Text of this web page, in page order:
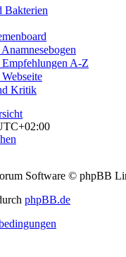
A-Z
Kritik
Software © phpBB
phpBB.de